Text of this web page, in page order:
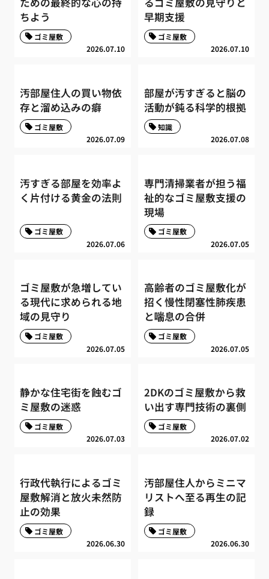
ちよう
2026.07.10
ゴミ屋敷
早期支援
2026.07.10
ゴミ屋敷
汚部屋住人の買い物依
存と溜め込みの癖
2026.07.09
ゴミ屋敷
部屋が汚すぎると脳の
活動が鈍る科学的根拠
2026.07.08
知識
汚すぎる部屋を効率よ
く片付ける黄金の法則
2026.07.06
ゴミ屋敷
専門清掃業者が担う福
祉的なゴミ屋敷支援の
現場
2026.07.05
ゴミ屋敷
ゴミ屋敷が急増してい
る現代に求められる地
域の見守り
2026.07.05
ゴミ屋敷
高齢者のゴミ屋敷化が
招く慢性閉塞性肺疾患
と喘息の合併
2026.07.05
ゴミ屋敷
静かな住宅街を蝕むゴ
ミ屋敷の迷惑
2026.07.03
ゴミ屋敷
2DKのゴミ屋敷から救
い出す専門技術の裏側
2026.07.02
ゴミ屋敷
行政代執行によるゴミ
屋敷解消と放火未然防
止の効果
2026.06.30
ゴミ屋敷
汚部屋住人からミニマ
リストへ至る再生の記
録
2026.06.30
ゴミ屋敷